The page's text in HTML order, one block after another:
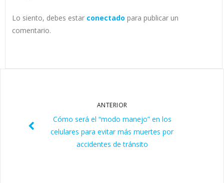
Lo siento, debes estar conectado para publicar un
comentario.
ANTERIOR
Cómo será el “modo manejo” en los
celulares para evitar más muertes por
accidentes de tránsito